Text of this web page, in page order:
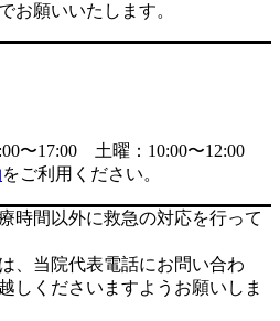
でお願いいたします。
〜17:00 土曜：10:00〜12:00
をご利用ください。
時間以外に救急の対応を行って
、当院代表電話にお問い合わ
しくださいますようお願いしま